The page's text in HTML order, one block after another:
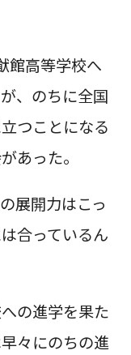
館高等学校へ
、のちに全国
つことになる
あった。
展開力はこっ
合っているん
の進学を果た
々にのちの進